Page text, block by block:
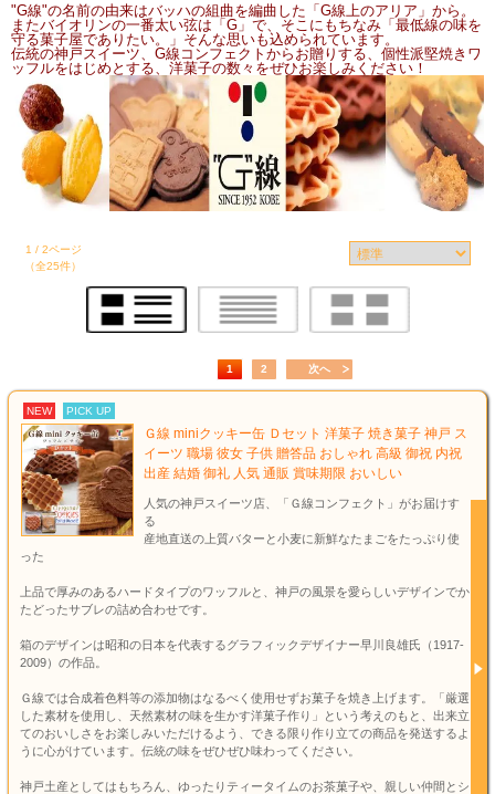
"G線"の名前の由来はバッハの組曲を編曲した「G線上のアリア」から。
またバイオリンの一番太い弦は「G」で、そこにもちなみ「最低線の味を
守る菓子屋でありたい。」そんな思いも込められています。
伝統の神戸スイーツ、G線コンフェクトからお贈りする、個性派堅焼きワ
ッフルをはじめとする、洋菓子の数々をぜひお楽しみください！
1 / 2ページ
（全25件）
1 2 次へ
NEW PICK UP
Ｇ線 miniクッキー缶 Ｄセット 洋菓子 焼き菓子 神戸 ス
イーツ 職場 彼女 子供 贈答品 おしゃれ 高級 御祝 内祝
出産 結婚 御礼 人気 通販 賞味期限 おいしい
人気の神戸スイーツ店、「Ｇ線コンフェクト」がお届けす
る
産地直送の上質バターと小麦に新鮮なたまごをたっぷり使
った
上品で厚みのあるハードタイプのワッフルと、神戸の風景を愛らしいデザインでか
たどったサブレの詰め合わせです。
箱のデザインは昭和の日本を代表するグラフィックデザイナー早川良雄氏（1917-
2009）の作品。
Ｇ線では合成着色料等の添加物はなるべく使用せずお菓子を焼き上げます。「厳選
した素材を使用し、天然素材の味を生かす洋菓子作り」という考えのもと、出来立
てのおいしさをお楽しみいただけるよう、できる限り作り立ての商品を発送するよ
うに心がけています。伝統の味をぜひぜひ味わってください。
神戸土産としてはもちろん、ゆったりティータイムのお茶菓子や、親しい仲間とシ